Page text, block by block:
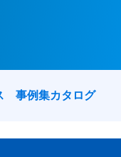
事例集カタログ